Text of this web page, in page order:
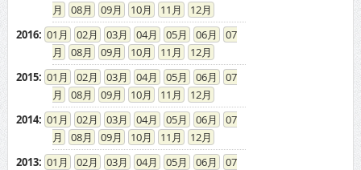
08
09 10 11
12
2016: 01 02 03 04 05 06
07
08
09 10 11
12
2015: 01 02 03 04 05 06
07
08
09 10 11
12
2014: 01 02 03 04 05 06
07
08
09 10 11
12
2013: 01 02 03 04 05 06
07